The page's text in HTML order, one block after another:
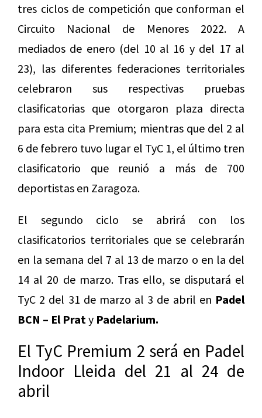
tres ciclos de competición que conforman el
Circuito Nacional de Menores 2022. A
mediados de enero (del 10 al 16 y del 17 al
23), las diferentes federaciones territoriales
celebraron sus respectivas pruebas
clasificatorias que otorgaron plaza directa
para esta cita Premium; mientras que del 2 al
6 de febrero tuvo lugar el TyC 1, el último tren
clasificatorio que reunió a más de 700
deportistas en Zaragoza.
El segundo ciclo se abrirá con los
clasificatorios territoriales que se celebrarán
en la semana del 7 al 13 de marzo o en la del
14 al 20 de marzo. Tras ello, se disputará el
TyC 2 del 31 de marzo al 3 de abril en Padel
BCN – El Prat y Padelarium.
El TyC Premium 2 será en Padel
Indoor Lleida del 21 al 24 de
abril